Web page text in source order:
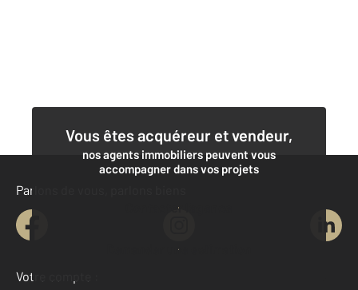
Vous êtes acquéreur et vendeur,
nos agents immobiliers peuvent vous
accompagner dans vos projets
Contacter l'agence
Demander une estimation
Parlons de vous, parlons biens
Votre compte :